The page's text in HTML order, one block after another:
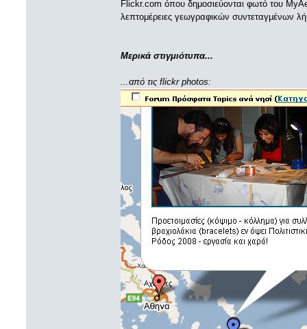
Flickr.com όπου δημοσιεύονται φωτό του
λεπτομέρειες γεωγραφικών συντεταγμένων
Μερικά στιγμιότυπα...
...από τις flickr photos: